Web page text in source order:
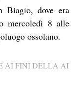
Biagio, dove era
mercoledì 8 alle
ossolano.
AI FINI DELLA AI